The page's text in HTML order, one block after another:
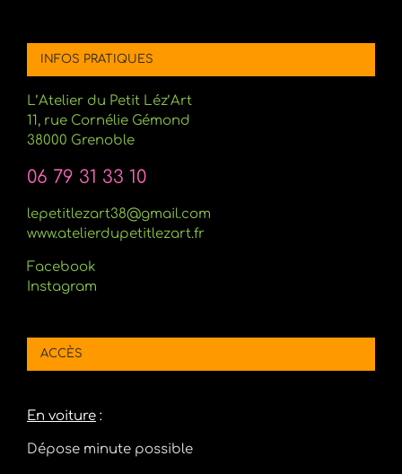
INFOS PRATIQUES
L’Atelier du Petit Léz’Art
11, rue Cornélie Gémond
38000 Grenoble
06 79 31 33 10
lepetitlezart38@gmail.com
www.atelierdupetitlezart.fr
Facebook
Instagram
ACCÈS
En voiture :
Dépose minute possible